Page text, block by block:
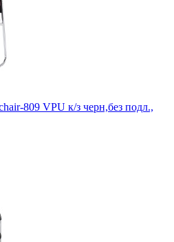
809 VPU к/з черн,без подл.,